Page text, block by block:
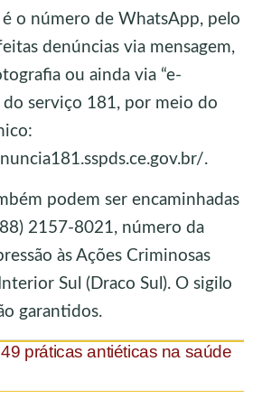
o número de WhatsApp, pelo
denúncias via mensagem,
ou ainda via “e-
do serviço 181, por meio do
.
podem ser encaminhadas
2157-8021, número da
às Ações Criminosas
Sul (Draco Sul). O sigilo
garantidos.
práticas antiéticas na saúde